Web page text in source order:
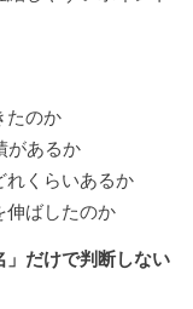
たのか
があるか
れくらいあるか
伸ばしたのか
」だけで判断しない